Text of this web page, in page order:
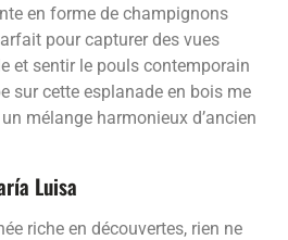
en forme de champignons
pour capturer des vues
et sentir le pouls contemporain
sur cette esplanade en bois me
mélange harmonieux d’ancien
Luisa
riche en découvertes, rien ne